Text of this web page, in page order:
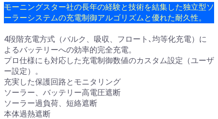
モーニングスター社の長年の経験と技術を結集した独立型ソ
ーラーシステムの充電制御アルゴリズムと優れた耐久性。
4段階充電方式（バルク、吸収、フロート､均等化充電）に
よるバッテリーへの効率的完全充電。
プロ仕様にも対応した充電制御数値のカスタム設定（ユーザ
ー設定）。
充実した保護回路とモニタリング
ソーラー、バッテリー高電圧遮断
ソーラー過負荷、短絡遮断
本体過熱遮断